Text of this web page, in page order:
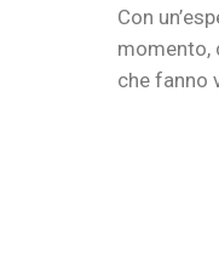
Con
momento,
che fanno